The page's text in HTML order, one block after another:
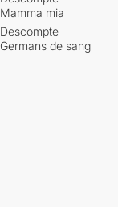
Mamma mia
Descompte
Germans de sang